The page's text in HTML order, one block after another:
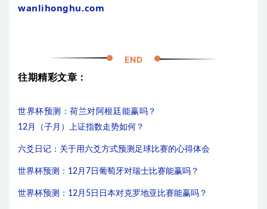
wanlihonghu.com
END
往期精彩文章：
世界杯预测：荷兰对阿根廷能赢吗？
12月（子月）上证指数走势如何？
六爻日记：关于用六爻方式预测足球比赛的心得体会
世界杯预测：12月7日葡萄牙对瑞士比赛能赢吗？
世界杯预测：12月5日日本对克罗地亚比赛能赢吗？